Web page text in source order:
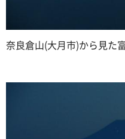
奈良倉山(大月市)から見た